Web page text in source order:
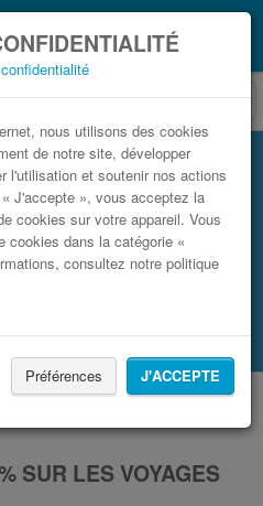
nous utilisons des cookies
de notre site, développer
l'utilisation et soutenir nos actions
J'accepte », vous acceptez la
cookies sur votre appareil. Vous
cookies dans la catégorie «
consultez notre politique
Préférences J'ACCEPTE
19):Ce que vous devez
UN TRAJET
: -50% sur les voyages en bus
SUR LES VOYAGES